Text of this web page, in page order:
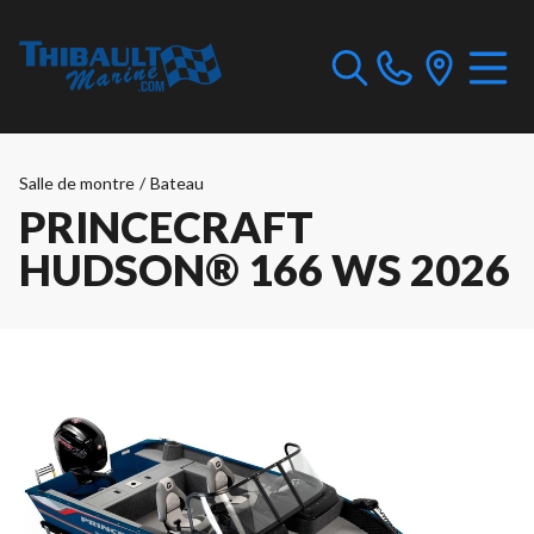
Salle de montre / Bateau
PRINCECRAFT
HUDSON® 166 WS 2026